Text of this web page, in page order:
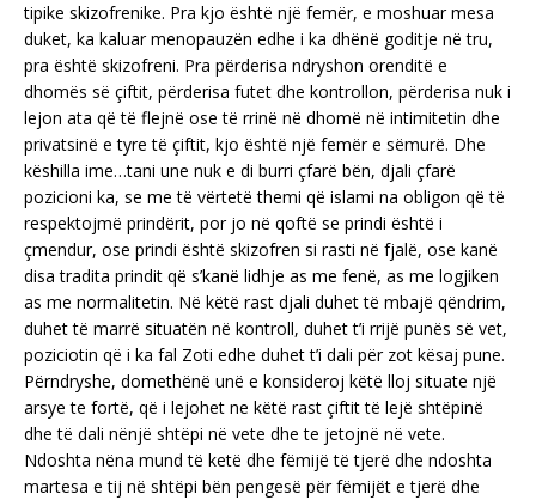
tipike skizofrenike. Pra kjo është një femër, e moshuar mesa
duket, ka kaluar menopauzën edhe i ka dhënë goditje në tru,
pra është skizofreni. Pra përderisa ndryshon orenditë e
dhomës së çiftit, përderisa futet dhe kontrollon, përderisa nuk i
lejon ata që të flejnë ose të rrinë në dhomë në intimitetin dhe
privatsinë e tyre të çiftit, kjo është një femër e sëmurë. Dhe
këshilla ime…tani une nuk e di burri çfarë bën, djali çfarë
pozicioni ka, se me të vërtetë themi që islami na obligon që të
respektojmë prindërit, por jo në qoftë se prindi është i
çmendur, ose prindi është skizofren si rasti në fjalë, ose kanë
disa tradita prindit që s’kanë lidhje as me fenë, as me logjiken
as me normalitetin. Në këtë rast djali duhet të mbajë qëndrim,
duhet të marrë situatën në kontroll, duhet t’i rrijë punës së vet,
poziciotin që i ka fal Zoti edhe duhet t’i dali për zot kësaj pune.
Përndryshe, domethënë unë e konsideroj këtë lloj situate një
arsye te fortë, që i lejohet ne këtë rast çiftit të lejë shtëpinë
dhe të dali nënjë shtëpi në vete dhe te jetojnë në vete.
Ndoshta nëna mund të ketë dhe fëmijë të tjerë dhe ndoshta
martesa e tij në shtëpi bën pengesë për fëmijët e tjerë dhe